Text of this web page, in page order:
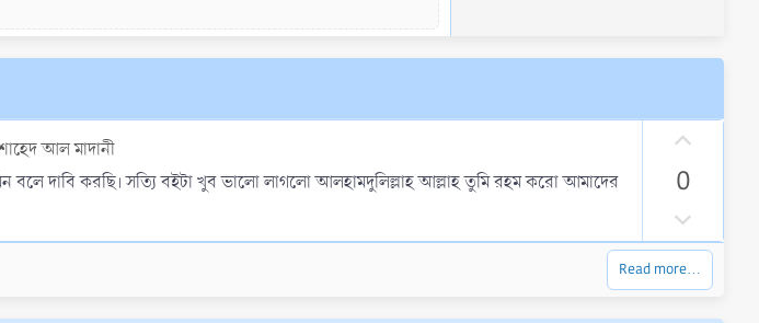
আল মাদানী
বলে দাবি করছি। সত্যি বইটা খুব ভালো লাগলো আলহামদুলিল্লাহ আল্লাহ তুমি রহম করো আমাদের
t
e
0
o
w
n
Read more…